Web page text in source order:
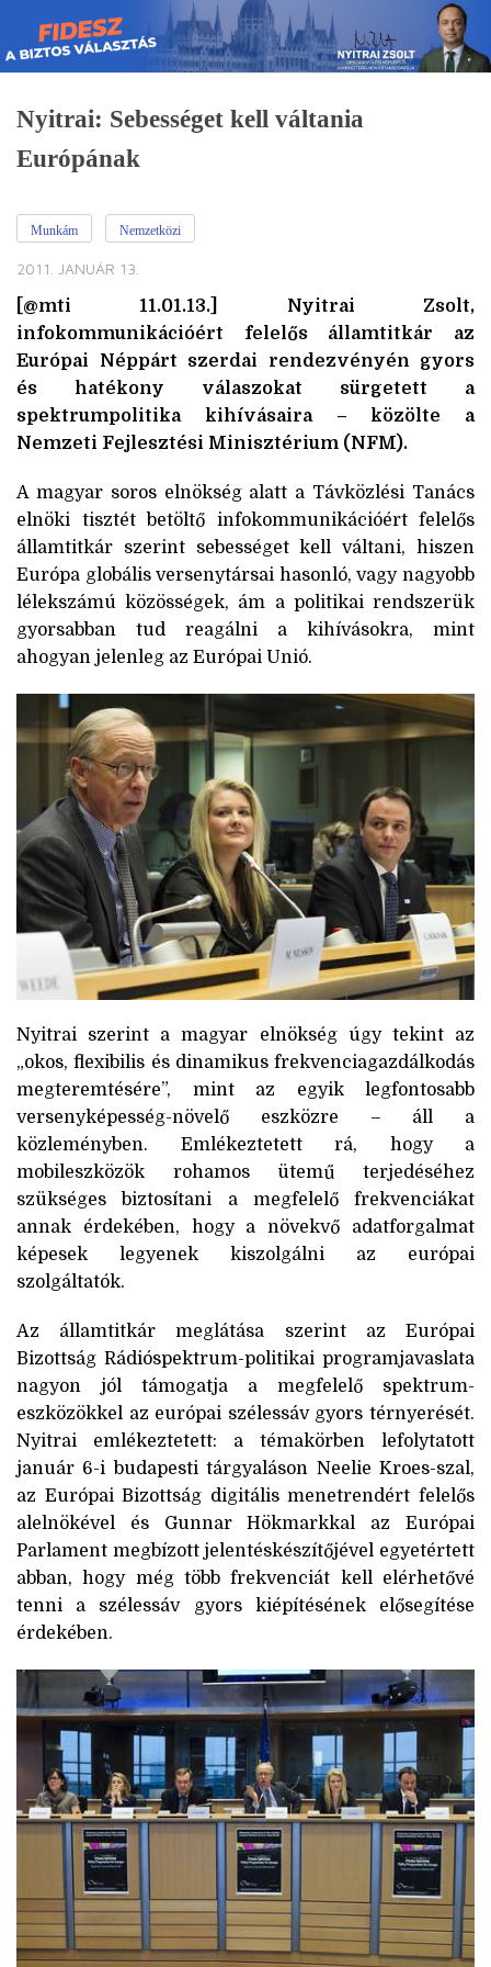
Skip
to
content
Nyitrai: Sebességet kell váltania
Európának
Munkám Nemzetközi
2011. JANUÁR 13.
[@mti 11.01.13.] Nyitrai Zsolt,
infokommunikációért felelős államtitkár az
Európai Néppárt szerdai rendezvényén gyors
és hatékony válaszokat sürgetett a
spektrumpolitika kihívásaira – közölte a
Nemzeti Fejlesztési Minisztérium (NFM).
A magyar soros elnökség alatt a Távközlési Tanács
elnöki tisztét betöltő infokommunikációért felelős
államtitkár szerint sebességet kell váltani, hiszen
Európa globális versenytársai hasonló, vagy nagyobb
lélekszámú közösségek, ám a politikai rendszerük
gyorsabban tud reagálni a kihívásokra, mint
ahogyan jelenleg az Európai Unió.
Nyitrai szerint a magyar elnökség úgy tekint az
„okos, flexibilis és dinamikus frekvenciagazdálkodás
megteremtésére”, mint az egyik legfontosabb
versenyképesség-növelő eszközre – áll a
közleményben. Emlékeztetett rá, hogy a
mobileszközök rohamos ütemű terjedéséhez
szükséges biztosítani a megfelelő frekvenciákat
annak érdekében, hogy a növekvő adatforgalmat
képesek legyenek kiszolgálni az európai
szolgáltatók.
Az államtitkár meglátása szerint az Európai
Bizottság Rádióspektrum-politikai programjavaslata
nagyon jól támogatja a megfelelő spektrum-
eszközökkel az európai szélessáv gyors térnyerését.
Nyitrai emlékeztetett: a témakörben lefolytatott
január 6-i budapesti tárgyaláson Neelie Kroes-szal,
az Európai Bizottság digitális menetrendért felelős
alelnökével és Gunnar Hökmarkkal az Európai
Parlament megbízott jelentéskészítőjével egyetértett
abban, hogy még több frekvenciát kell elérhetővé
tenni a szélessáv gyors kiépítésének elősegítése
érdekében.